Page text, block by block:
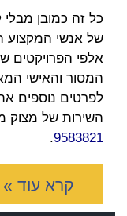
כל זה כמובן
של אנשי המקצוע
אלפי הפרויקטים
המסור והאישי
לפרטים נוספים
השירות של מצוק
9583821
.
קרא עוד »